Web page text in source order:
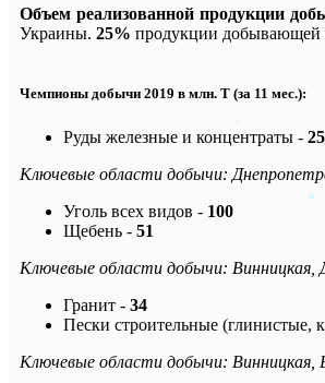
Объем реализованной продукции
Украины. 25% продукции добывающей
Чемпионы добычи 2019 в млн. Т (за 11 мес.):
Руды железные и концентраты -
Ключевые области добычи:
Уголь всех видов - 100
Щебень - 51
Ключевые области добычи: Винницкая,
Гранит - 34
Пески строительные (глинистые,
Ключевые области добычи: Винницкая,